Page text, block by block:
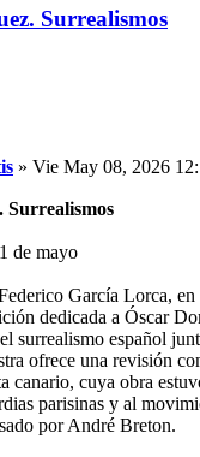
Surrealismos
» Vie May 08, 2026
Surrealismos
de mayo
García Lorca,
dedicada a Óscar
surrealismo español
ofrece una revisión
canario, cuya obra
parisinas y al
por André Breton.